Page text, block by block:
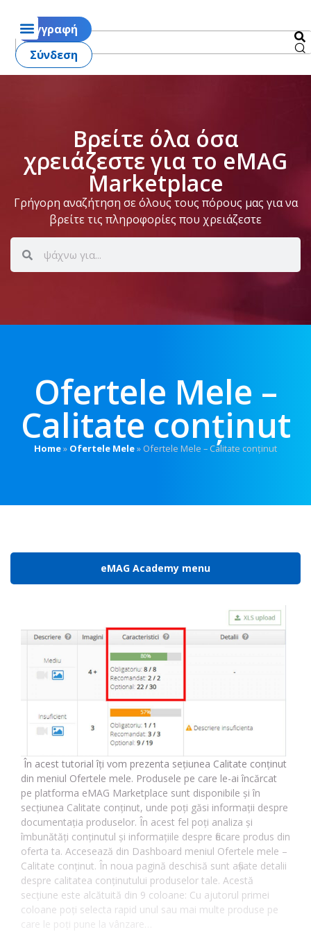
Εγγραφή
Σύνδεση
Βρείτε όλα όσα
χρειάζεστε για το eMAG
Marketplace
Γρήγορη αναζήτηση σε όλους τους πόρους μας για να
βρείτε τις πληροφορίες που χρειάζεστε
Ofertele Mele –
Calitate conținut
Home» Ofertele Mele» Ofertele Mele – Calitate conținut
eMAG Academy menu
În acest tutorial îți vom prezenta sețiunea Calitate conținut
din meniul Ofertele mele. Produsele pe care le-ai încărcat
pe platforma eMAG Marketplace sunt disponibile și în
secțiunea Calitate conținut, unde poți găsi informații despre
documentația produselor. În acest fel poți analiza și
îmbunătăți conținutul și informațiile despre fiecare produs din
oferta ta. Accesează din Dashboard meniul Ofertele mele –
Calitate conținut. În noua pagină deschisă sunt afișate detalii
despre calitatea conținutului produselor tale. Acestă
secțiune este alcătuită din 9 coloane: Cu ajutorul primei
coloane poți selecta rapid unul sau mai multe produse pe
care le poți pune la vânzare…